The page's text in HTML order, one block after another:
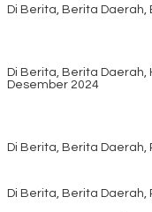
Di Berita, Berita Daerah,
Di Berita, Berita Daerah,
Desember 2024
Di Berita, Berita Daerah,
Di Berita, Berita Daerah,